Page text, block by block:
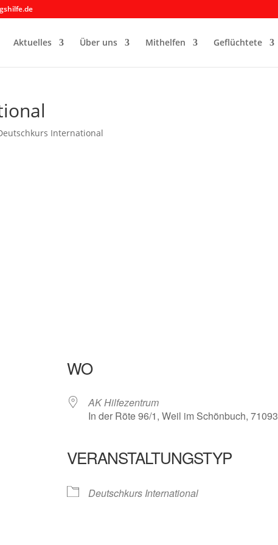
Aktuelles Über uns Mithelfen Geflüchtete
International
WO
AK Hilfezentrum
In der Röte 96/1, Weil im Schönbuch, 71093
VERANSTALTUNGSTYP
Deutschkurs International